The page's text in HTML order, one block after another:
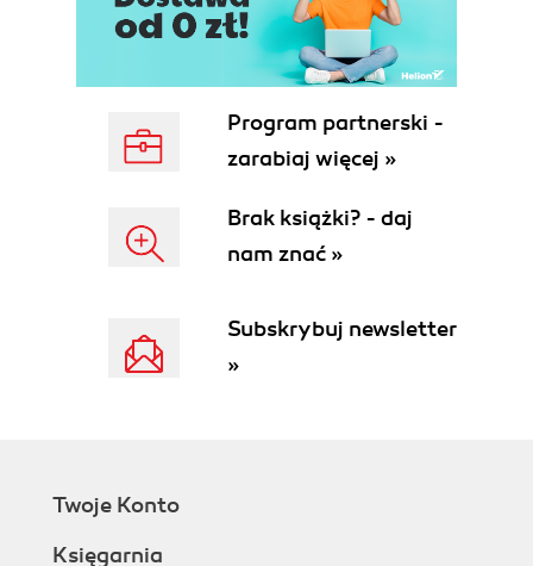
Program partnerski -
zarabiaj więcej »
Brak książki? - daj
nam znać »
Subskrybuj newsletter
»
Twoje Konto
Księgarnia